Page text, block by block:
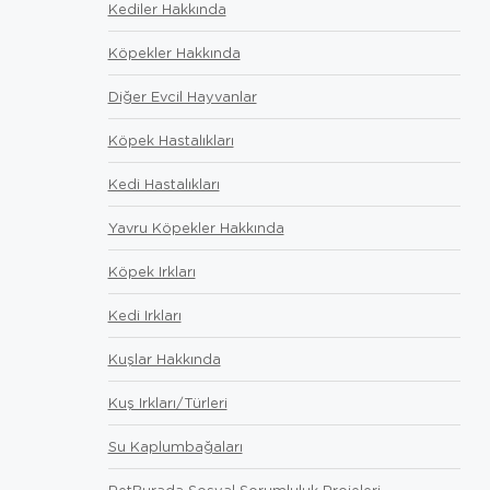
Kediler Hakkında
Köpekler Hakkında
Diğer Evcil Hayvanlar
Köpek Hastalıkları
Kedi Hastalıkları
Yavru Köpekler Hakkında
Köpek Irkları
Kedi Irkları
Kuşlar Hakkında
Kuş Irkları/Türleri
Su Kaplumbağaları